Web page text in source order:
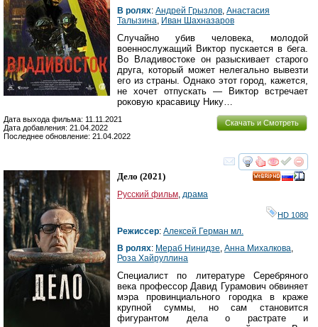
В ролях: Андрей Грызлов, Анастасия
Талызина, Иван Шахназаров
Случайно убив человека, молодой
военнослужащий Виктор пускается в бега.
Во Владивостоке он разыскивает старого
друга, который может нелегально вывезти
его из страны. Однако этот город, кажется,
не хочет отпускать — Виктор встречает
роковую красавицу Нику…
Скачать и Смотреть
Дата выхода фильма: 11.11.2021
Дата добавления: 21.04.2022
Последнее обновление: 21.04.2022
смотреть
Дело (2021)
Русский фильм, драма
HD 1080
Режиссер: Алексей Герман мл.
В ролях: Мераб Нинидзе, Анна Михалкова,
Роза Хайруллина
Специалист по литературе Серебряного
века профессор Давид Гурамович обвиняет
мэра провинциального городка в краже
крупной суммы, но сам становится
фигурантом дела о растрате и